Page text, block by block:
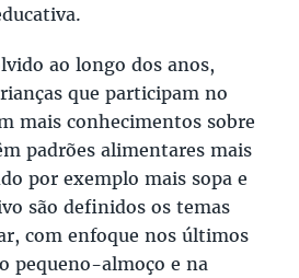
ao longo dos anos,
que participam no
mais conhecimentos sobre
padrões alimentares mais
por exemplo mais sopa e
são definidos os temas
com enfoque nos últimos
pequeno-almoço e na